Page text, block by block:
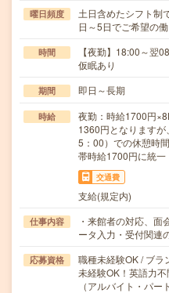
曜日頻度
土日含めたシフト制
日～5日でご希望の
時間
【夜勤】18:00～翌
仮眠あり
期間 即日～長期
時給
夜勤：時給1700円
1360円となります
5：00）での休憩時
帯時給1700円に統一
交通費
支給(規定内)
仕事内容
・来館者の対応、
ータ入力・受付関連
応募資格
職種未経験OK / ブラ
未経験OK！英語力
（アルバイト・パー